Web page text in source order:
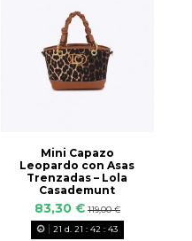
Mini Capazo
Leopardo con Asas
Trenzadas – Lola
Casademunt
83,30 € 119,00 €
21 d. 21 : 42: 42